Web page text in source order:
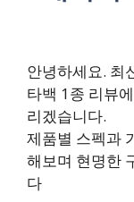
안녕하세요. 최
타백 1종 리뷰
리겠습니다.
제품별 스펙과
해보며 현명한
다